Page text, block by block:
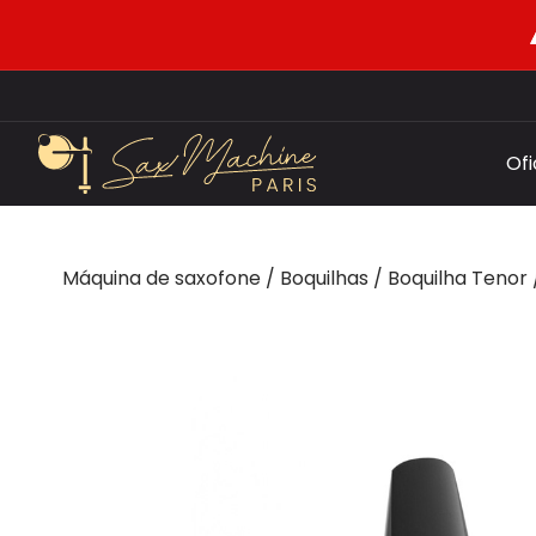
Máquina de saxofone / Boquilhas / Boquilha Tenor